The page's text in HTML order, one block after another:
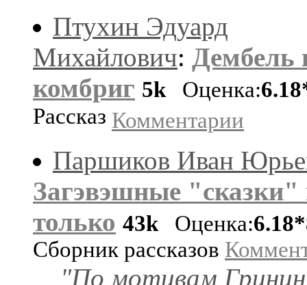
Птухин Эдуард
Михайлович: Дембель
комбриг 5k Оценка:
Рассказ Комментарии
Паршиков Иван
Загэвэшные "сказки"
только 43k Оценка:
Сборник рассказов
"По мотивам